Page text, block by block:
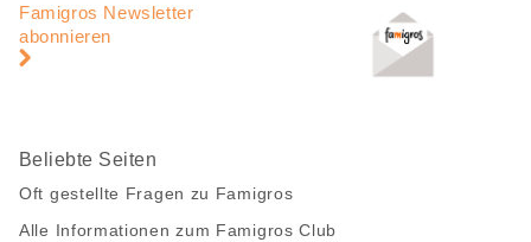
Navigation
Famigros Newsletter
abonnieren
Beliebte Seiten
Oft gestellte Fragen zu Famigros
Alle Informationen zum Famigros Club